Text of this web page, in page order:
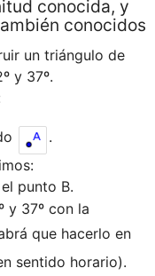
conocida, y
conocidos
un triángulo de
y 37º.
Realizaremos los siguientes pasos:
.
En la barra de entrada escribimos:
y 37º con la
que hacerlo en
sentido horario).